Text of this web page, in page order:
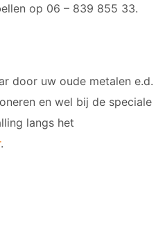
op 06 – 839 855 33.
door uw oude metalen e.d.
en wel bij de speciale
langs het
.